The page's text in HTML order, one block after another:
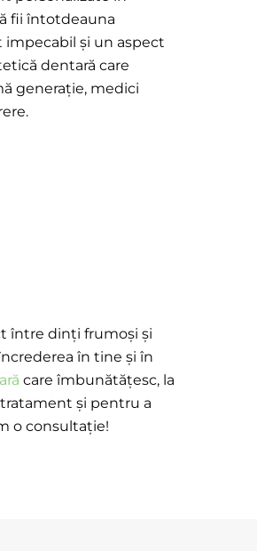
fii întotdeauna
și un aspect
dentară care
generație, medici
între dinți frumoși și
în tine și în
care îmbunătățesc, la
și pentru a
o consultație!